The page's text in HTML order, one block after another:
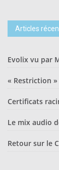
Articles
Evolix vu par
« Restriction
Certificats
Le mix audio
Retour sur le